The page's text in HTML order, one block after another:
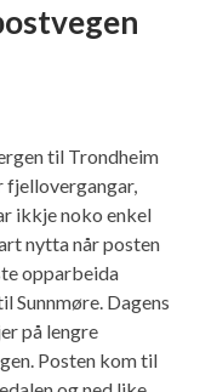
til Trondheim
ikkje noko enkel
nytta når posten
opparbeida
Sunnmøre. Dagens
på lengre
Posten kom til